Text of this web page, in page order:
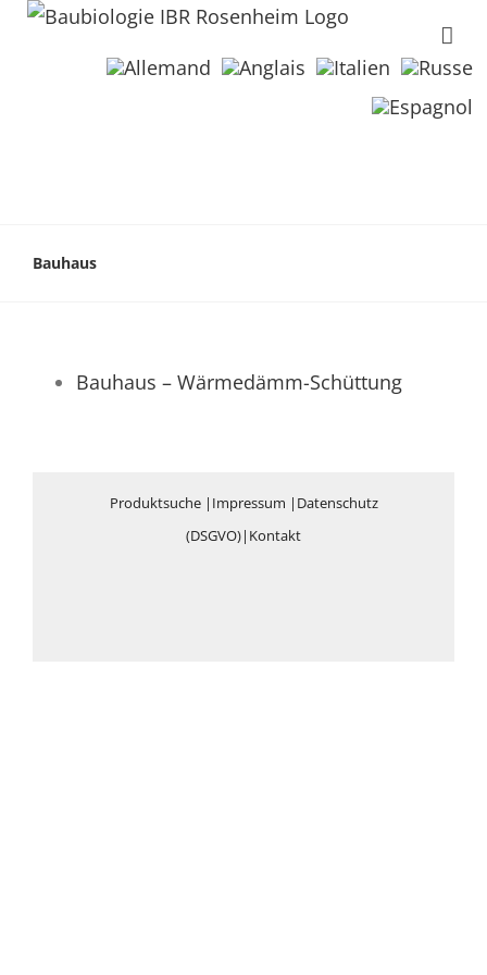
Bauhaus
Bauhaus – Wärmedämm-Schüttung
Produktsuche| Impressum | Datenschutz
(DSGVO)| Kontakt